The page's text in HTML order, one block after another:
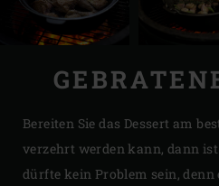
Bereiten Sie das Dessert am
verzehrt werden kann, dann ist
dürfte kein Problem sein,